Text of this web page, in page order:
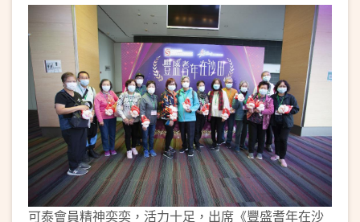
可泰會員精神奕奕，活力十足，出席《豐盛耆年在沙